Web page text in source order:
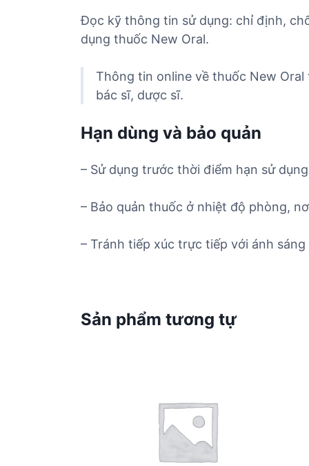
Đọc kỹ thông tin sử dụng: chỉ định,
dụng thuốc New Oral.
Thông tin online về thuốc New
bác sĩ, dược sĩ.
Hạn dùng và bảo quản
– Sử dụng trước thời điểm hạn sử
– Bảo quản thuốc ở nhiệt độ phòng,
– Tránh tiếp xúc trực tiếp với ánh
Sản phẩm tương tự